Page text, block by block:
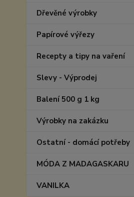
Dřevěné výrobky
Papírové výřezy
Recepty a tipy na vaření
Slevy - Výprodej
Balení 500 g 1 kg
Výrobky na zakázku
Ostatní - domácí potřeby
MÓDA Z MADAGASKARU
VANILKA